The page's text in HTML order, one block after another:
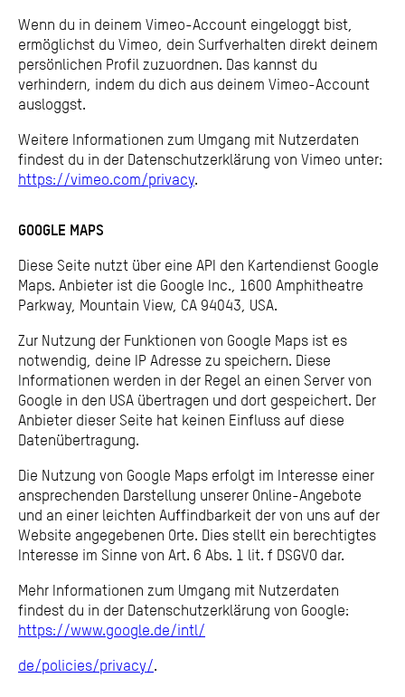
Wenn du in deinem Vimeo-Account eingeloggt bist,
ermöglichst du Vimeo, dein Surfverhalten direkt deinem
persönlichen Profil zuzuordnen. Das kannst du
verhindern, indem du dich aus deinem Vimeo-Account
ausloggst.
Weitere Informationen zum Umgang mit Nutzerdaten
findest du in der Datenschutzerklärung von Vimeo unter:
https://vimeo.com/privacy.
GOOGLE MAPS
Diese Seite nutzt über eine API den Kartendienst Google
Maps. Anbieter ist die Google Inc., 1600 Amphitheatre
Parkway, Mountain View, CA 94043, USA.
Zur Nutzung der Funktionen von Google Maps ist es
notwendig, deine IP Adresse zu speichern. Diese
Informationen werden in der Regel an einen Server von
Google in den USA übertragen und dort gespeichert. Der
Anbieter dieser Seite hat keinen Einfluss auf diese
Datenübertragung.
Die Nutzung von Google Maps erfolgt im Interesse einer
ansprechenden Darstellung unserer Online-Angebote
und an einer leichten Auffindbarkeit der von uns auf der
Website angegebenen Orte. Dies stellt ein berechtigtes
Interesse im Sinne von Art. 6 Abs. 1 lit. f DSGVO dar.
Mehr Informationen zum Umgang mit Nutzerdaten
findest du in der Datenschutzerklärung von Google:
https://www.google.de/intl/
de/policies/privacy/.